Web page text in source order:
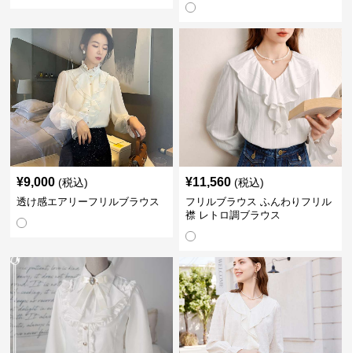
¥9,000 (税込)
透け感エアリーフリルブラウス
¥11,560 (税込)
フリルブラウス ふんわりフリル
襟 レトロ調ブラウス